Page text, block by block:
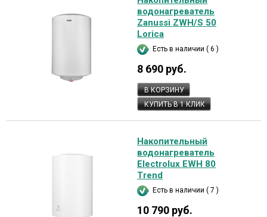
водонагреватель
Zanussi ZWH/S 50
Lorica
Есть в наличии ( 6 )
8 690 руб.
В КОРЗИНУ
КУПИТЬ В 1 КЛИК
Накопительный
водонагреватель
Electrolux EWH 80
Trend
Есть в наличии ( 7 )
10 790 руб.